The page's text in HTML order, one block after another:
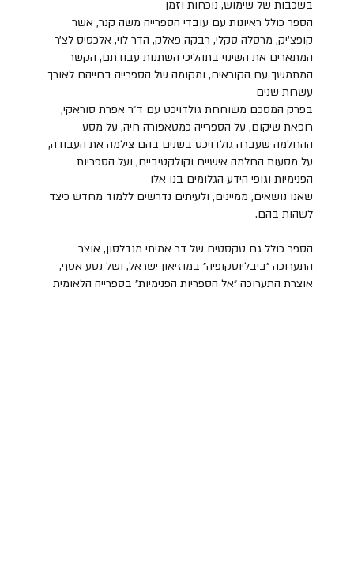
בשכבות של שימוש, נוכחות וזמן
הספר כולל ראיונות עם עובדי הספרייה משה קנר, אשר
קופצ׳יק, מרסלה סקלי, רבקה פאלק, הדר לוי, אלכסיס לצ׳ר
המתארים את השינוי בתהליכי השתנות עבודתם, הקשר
המתמשך עם הקוראים, ומקומה של הספרייה בחייהם לאורך
עשרות שנים
בפרק המסכם משוחחת גולדויכט עם ד״ר אפרת סוראקי,
רופאת שיקום, על הספרייה כמטאפורה חיה, על מסע
ההחלמה שעברה גולדויכט בשנים בהם צילמה את העבודה,
על מסעות החלמה אישיים וקולקטיביים, ועל הספריות
הפנימיות וגופי הידע הגלומים בנו אלו
שאנו נושאים, ממיינים, ולעיתים נדרשים ללמוד מחדש כיצד
לשהות בהם.
הספר כולל גם טקסטים של דר אמיתי מנדלסון, אוצר
התערוכה ״ביבליוסקופיה״ במוזיאון ישראל, ושל נטע אסף,
אוצרת התערוכה ״אל הספריות הפנימיות״ בספרייה הלאומית